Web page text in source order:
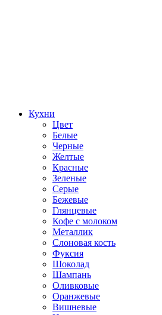
Кухни
Цвет
Белые
Черные
Желтые
Красные
Зеленые
Серые
Бежевые
Глянцевые
Кофе с молоком
Металлик
Слоновая кость
Фуксия
Шоколад
Шампань
Оливковые
Оранжевые
Вишневые